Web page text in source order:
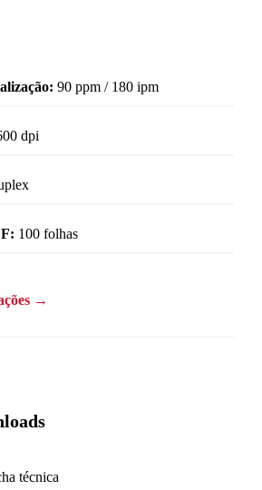
90 ppm / 180 ipm
dpi
100 folhas
→
técnica